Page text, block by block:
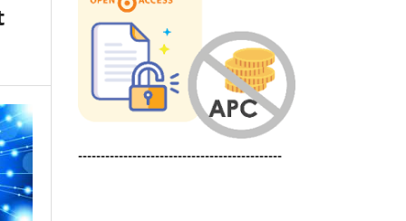
---------------------------------------------